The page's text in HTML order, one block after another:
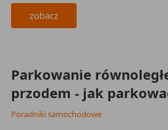
zobacz
2023-11-28
Parkowanie
przodem - jak
Poradniki samochodowe